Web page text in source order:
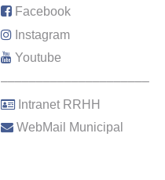
Facebook
Instagram
Youtube
–––––––––––––––––––––
Intranet RRHH
WebMail Municipal